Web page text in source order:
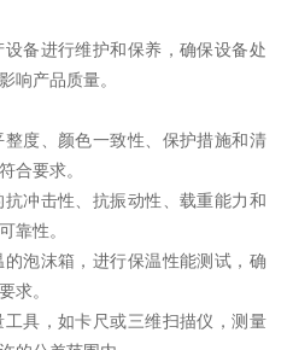
备进行维护和保养，确保设备处
响产品质量。
整度、颜色一致性、保护措施和清
合要求。
冲击性、抗振动性、载重能力和
靠性。
泡沫箱，进行保温性能测试，确
求。
具，如卡尺或三维扫描仪，测量